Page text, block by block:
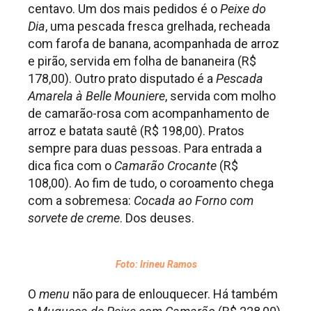
centavo. Um dos mais pedidos é oPeixe do
Dia, uma pescada fresca grelhada, recheada
com farofa de banana, acompanhada de arroz
e pirão, servida em folha de bananeira (R$
178,00). Outro prato disputado é aPescada
Amarela à Belle Mouniere, servida com molho
de camarão-rosa com acompanhamento de
arroz e batata sautê (R$ 198,00). Pratos
sempre para duas pessoas. Para entrada a
dica fica com o Camarão Crocante (R$
108,00). Ao fim de tudo, o coroamento chega
com a sobremesa: Cocada ao Forno com
sorvete de creme. Dos deuses.
Foto: Irineu Ramos
O menu não para de enlouquecer. Há também